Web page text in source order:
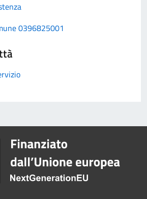
0396825001